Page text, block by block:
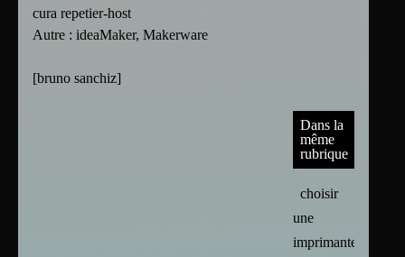
cura repetier-host
Autre : ideaMaker, Makerware
[bruno sanchiz]
Dans la
même
rubrique
choisir
une
imprimante